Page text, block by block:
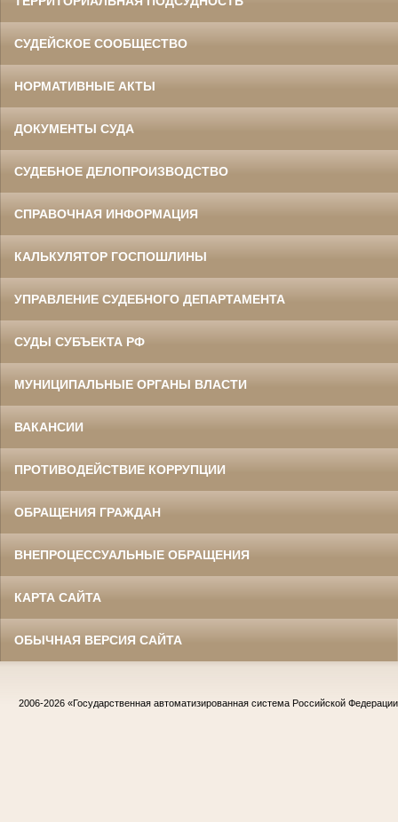
СУДЕЙСКОЕ СООБЩЕСТВО
НОРМАТИВНЫЕ АКТЫ
ДОКУМЕНТЫ СУДА
СУДЕБНОЕ ДЕЛОПРОИЗВОДСТВО
СПРАВОЧНАЯ ИНФОРМАЦИЯ
КАЛЬКУЛЯТОР ГОСПОШЛИНЫ
УПРАВЛЕНИЕ СУДЕБНОГО ДЕПАРТАМЕНТА
СУДЫ СУБЪЕКТА РФ
МУНИЦИПАЛЬНЫЕ ОРГАНЫ ВЛАСТИ
ВАКАНСИИ
ПРОТИВОДЕЙСТВИЕ КОРРУПЦИИ
ОБРАЩЕНИЯ ГРАЖДАН
ВНЕПРОЦЕССУАЛЬНЫЕ ОБРАЩЕНИЯ
КАРТА САЙТА
ОБЫЧНАЯ ВЕРСИЯ САЙТА
2006-2026 «Государственная автоматизированная система Российской